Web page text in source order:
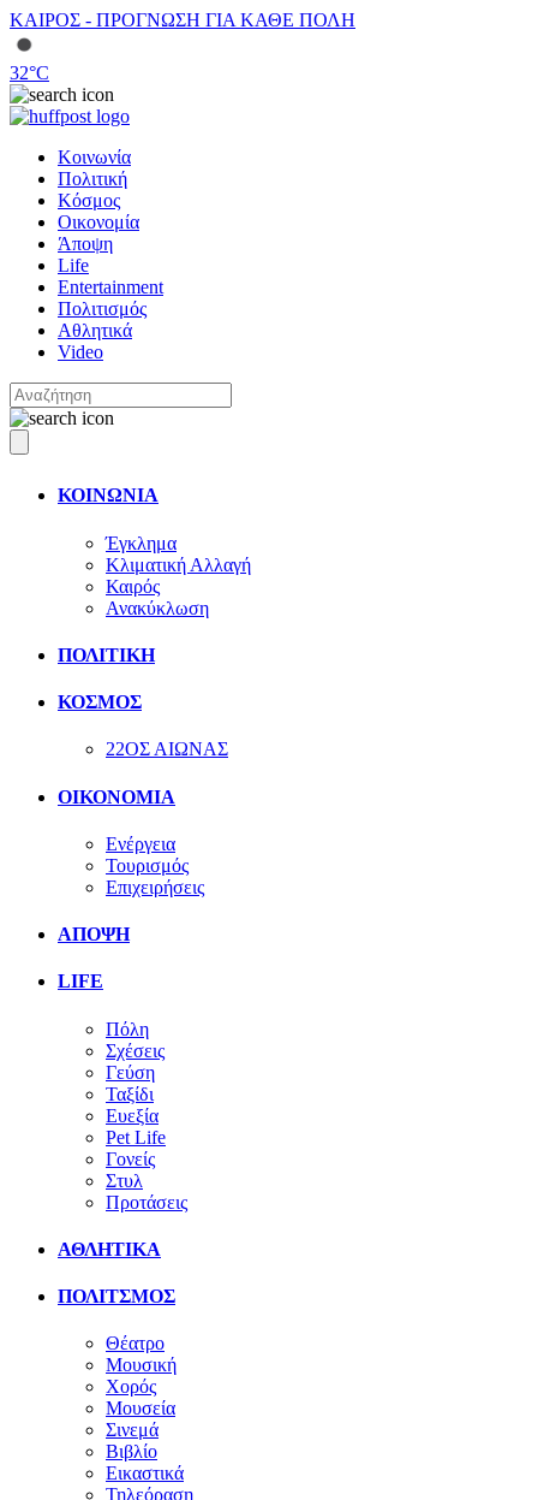
ΚΑΙΡΟΣ - ΠΡΟΓΝΩΣΗ ΓΙΑ ΚΑΘΕ ΠΟΛΗ
32°C
Κοινωνία
Πολιτική
Κόσμος
Οικονομία
Άποψη
Life
Entertainment
Πολιτισμός
Αθλητικά
Video
ΚΟΙΝΩΝΙΑ
Έγκλημα
Κλιματική Αλλαγή
Καιρός
Ανακύκλωση
ΠΟΛΙΤΙΚΗ
ΚΟΣΜΟΣ
22ΟΣ ΑΙΩΝΑΣ
ΟΙΚΟΝΟΜΙΑ
Ενέργεια
Τουρισμός
Επιχειρήσεις
ΑΠΟΨΗ
LIFE
Πόλη
Σχέσεις
Γεύση
Ταξίδι
Ευεξία
Pet Life
Γονείς
Στυλ
Προτάσεις
ΑΘΛΗΤΙΚΑ
ΠΟΛΙΤΣΜΟΣ
Θέατρο
Μουσική
Χορός
Μουσεία
Σινεμά
Βιβλίο
Εικαστικά
Τηλεόραση